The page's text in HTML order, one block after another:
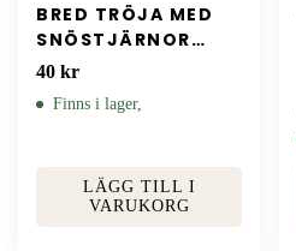
BRED TRÖJA MED
SNÖSTJÄRNOR
892306
40 kr
Finns i lager,
LÄGG TILL I
VARUKORG